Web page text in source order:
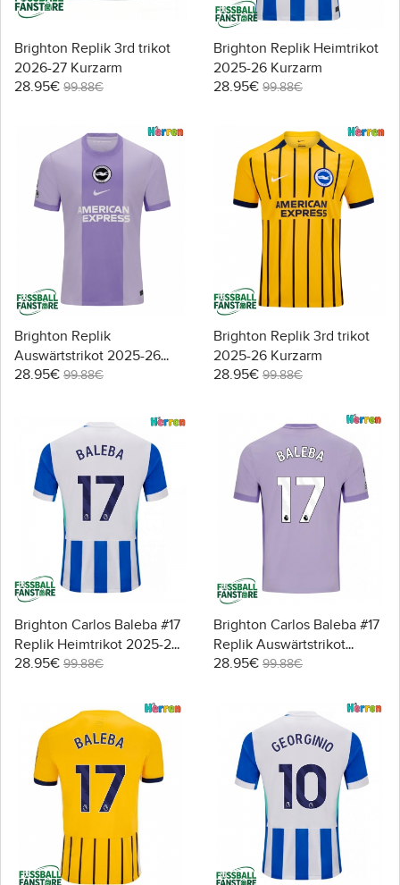
Brighton Replik 3rd trikot
2026-27 Kurzarm
28.95€ 99.88€
Brighton Replik Heimtrikot
2025-26 Kurzarm
28.95€ 99.88€
Brighton Replik
Auswärtstrikot 2025-26
Kurzarm
28.95€ 99.88€
Brighton Replik 3rd trikot
2025-26 Kurzarm
28.95€ 99.88€
Brighton Carlos Baleba #17
Replik Heimtrikot 2025-26
Kurzarm
28.95€ 99.88€
Brighton Carlos Baleba #17
Replik Auswärtstrikot
2025-26 Kurzarm
28.95€ 99.88€